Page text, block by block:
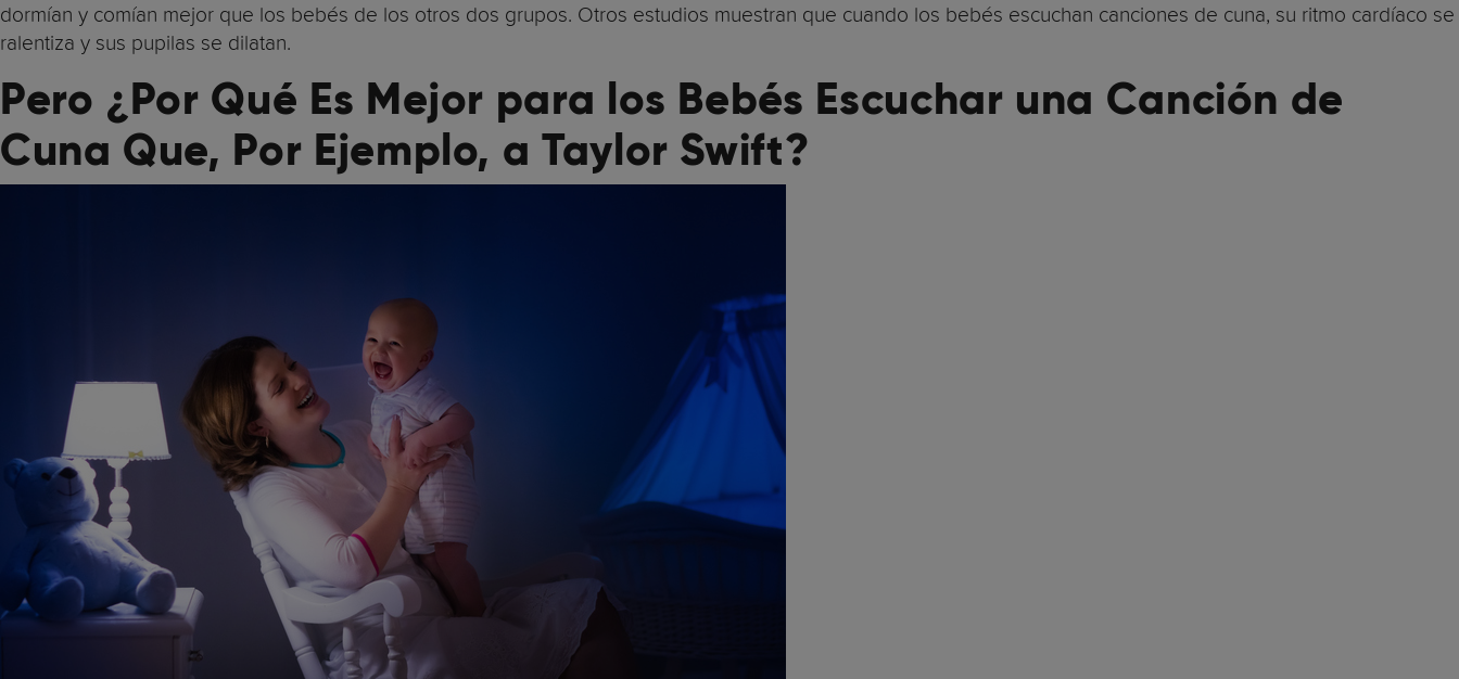
dormían y comían mejor que los bebés de los otros dos grupos. Otros estudios muestran que cuando los bebés escuchan canciones de cuna, su ritmo cardíaco se
ralentiza y sus pupilas se dilatan.
Pero ¿Por Qué Es Mejor para los Bebés Escuchar una Canción de
Cuna Que, Por Ejemplo, a Taylor Swift?